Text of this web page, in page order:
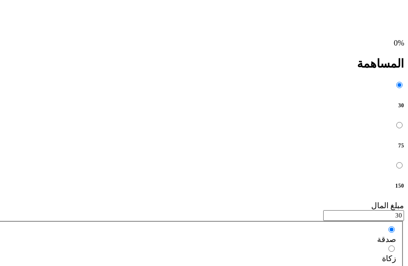
0%
المساهمة
30
75
150
مبلغ المال
صدقة
زكاة